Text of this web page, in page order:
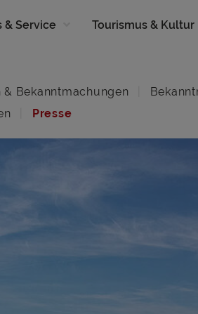
& Service Tourismus & Kultur
Bekanntmachungen
Presse